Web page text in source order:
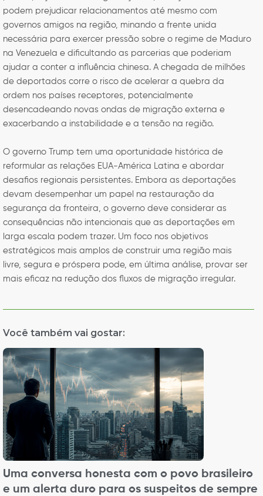
podem prejudicar relacionamentos até mesmo com
governos amigos na região, minando a frente unida
necessária para exercer pressão sobre o regime de Maduro
na Venezuela e dificultando as parcerias que poderiam
ajudar a conter a influência chinesa. A chegada de milhões
de deportados corre o risco de acelerar a quebra da
ordem nos países receptores, potencialmente
desencadeando novas ondas de migração externa e
exacerbando a instabilidade e a tensão na região.
O governo Trump tem uma oportunidade histórica de
reformular as relações EUA-América Latina e abordar
desafios regionais persistentes. Embora as deportações
devam desempenhar um papel na restauração da
segurança da fronteira, o governo deve considerar as
consequências não intencionais que as deportações em
larga escala podem trazer. Um foco nos objetivos
estratégicos mais amplos de construir uma região mais
livre, segura e próspera pode, em última análise, provar ser
mais eficaz na redução dos fluxos de migração irregular.
Você também vai gostar:
Uma conversa honesta com o povo brasileiro
e um alerta duro para os suspeitos de sempre